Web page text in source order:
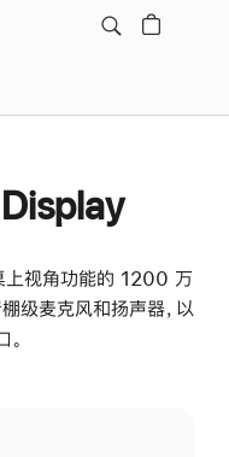
上视角功能的 1200 万
级麦克风和扬声器，以